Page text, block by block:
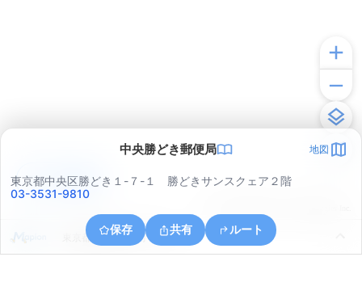
中央勝どき郵便局 地図
東京都中央区勝どき１-７-１ 勝どきサンスクェア２階
03-3531-9810
保存 共有 ルート
東京都港区海岸３丁目１４
アプリで見る